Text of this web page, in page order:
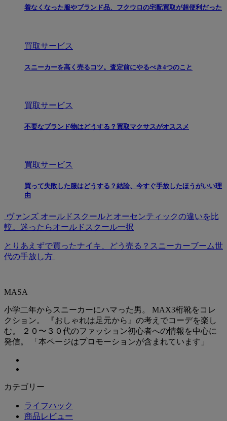
着なくなった服やブランド品、フクウロの宅配買取が超便利だった
買取サービス
スニーカーを高く売るコツ。査定前にやるべき4つのこと
買取サービス
不要なブランド物はどうする？買取マクサスがオススメ
買取サービス
買って失敗した服はどうする？結論、今すぐ手放したほうがいい理
由
ヴァンズ オールドスクールとオーセンティックの違いを比
較。迷ったらオールドスクール一択
とりあえずで買ったナイキ、どう売る？スニーカーブーム世
代の手放し方
MASA
小学二年からスニーカーにハマった男。 MAX3桁靴をコレ
クション。 『おしゃれは足元から』の考えでコーデを楽し
む。 ２０〜３０代のファッション初心者への情報を中心に
発信。 「本ページはプロモーションが含まれています」
カテゴリー
ライフハック
商品レビュー